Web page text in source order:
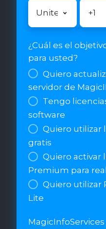
digital?
*
sector?
Número
de
teléfono
directo
para
asistencia
de
teléfono
directo
para
asistencia
¿Cuál es el
para usted?
Quiero
servidor de
Tengo
software
Quiero utilizar
gratis
Quiero activar
Premium para
Quiero utilizar
Lite